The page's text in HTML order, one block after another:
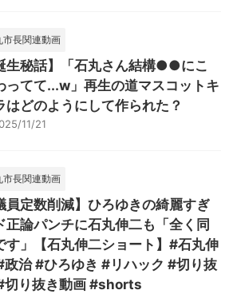
市長関連動画
生秘話】「石丸さん結構●●にこ
ってて...w」再生の道マスコットキ
はどのようにして作られた？
11/21
市長関連動画
員定数削減】ひろゆきの綺麗すぎ
正論パンチに石丸伸二も「全く同
す」【石丸伸二ショート】#石丸伸
政治 #ひろゆき #リハック #切り抜
切り抜き動画 #shorts